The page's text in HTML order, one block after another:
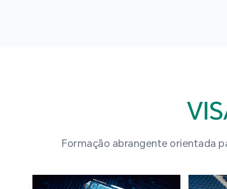
Formação abrangente orientada